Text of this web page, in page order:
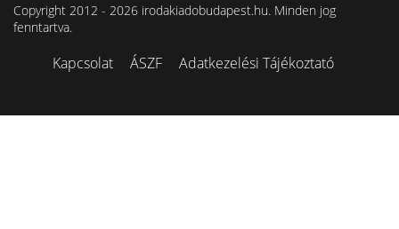
Copyright 2012 - 2026 irodakiadobudapest.hu. Minden jog
fenntartva.
Kapcsolat ÁSZF Adatkezelési Tájékoztató